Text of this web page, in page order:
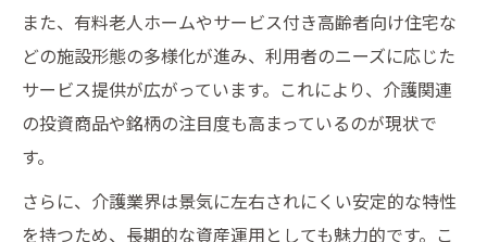
また、有料老人ホームやサービス付き高齢者向け住宅な
どの施設形態の多様化が進み、利用者のニーズに応じた
サービス提供が広がっています。これにより、介護関連
の投資商品や銘柄の注目度も高まっているのが現状で
す。
さらに、介護業界は景気に左右されにくい安定的な特性
を持つため、長期的な資産運用としても魅力的です。こ